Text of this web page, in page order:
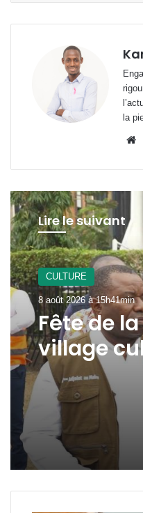
la
Lire le suivant
Santé
8 août 2026 à 15h16min
Louma